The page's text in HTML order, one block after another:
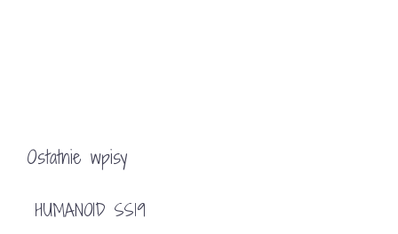
Ostatnie wpisy
HUMANOID SS19